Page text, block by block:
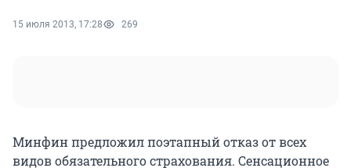
15 июля 2013, 17:28 269
Минфин предложил поэтапный отказ от всех
видов обязательного страхования. Сенсационное